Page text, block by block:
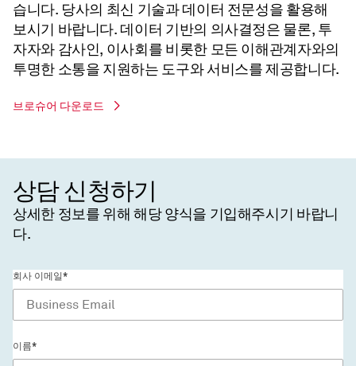
습니다. 당사의 최신 기술과 데이터 전문성을 활용해
보시기 바랍니다. 데이터 기반의 의사결정은 물론, 투
자자와 감사인, 이사회를 비롯한 모든 이해관계자와의
투명한 소통을 지원하는 도구와 서비스를 제공합니다.​
브로슈어 다운로드
상담 신청하기
상세한 정보를 위해 해당 양식을 기입해주시기 바랍니
다.
회사 이메일*
이름*